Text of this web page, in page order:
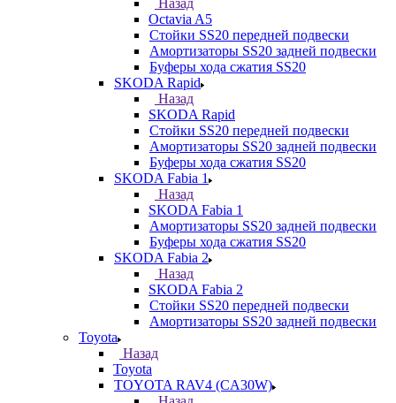
Назад
Octavia A5
Стойки SS20 передней подвески
Амортизаторы SS20 задней подвески
Буферы хода сжатия SS20
SKODA Rapid
Назад
SKODA Rapid
Стойки SS20 передней подвески
Амортизаторы SS20 задней подвески
Буферы хода сжатия SS20
SKODA Fabia 1
Назад
SKODA Fabia 1
Амортизаторы SS20 задней подвески
Буферы хода сжатия SS20
SKODA Fabia 2
Назад
SKODA Fabia 2
Стойки SS20 передней подвески
Амортизаторы SS20 задней подвески
Toyota
Назад
Toyota
TOYOTA RAV4 (CA30W)